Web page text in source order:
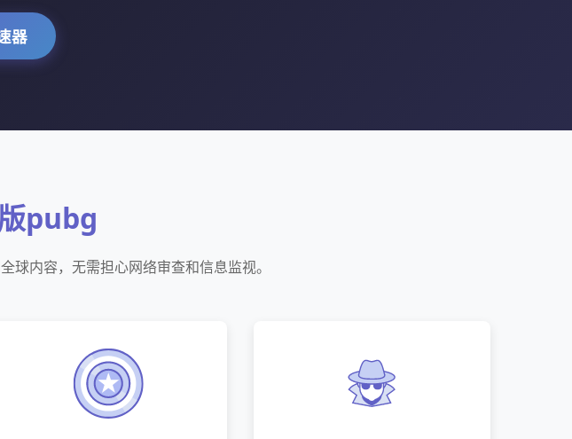
器
pubg
内容，无需担心网络审查和信息监视。